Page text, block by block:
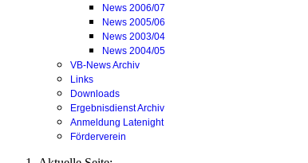
News 2006/07
News 2005/06
News 2003/04
News 2004/05
VB-News Archiv
Links
Downloads
Ergebnisdienst Archiv
Anmeldung Latenight
Förderverein